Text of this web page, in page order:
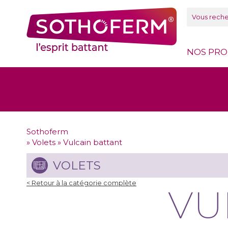
NOS
Sothoferm
» Volets » Vulcain battant
VOLETS
< Retour à la catégorie complète